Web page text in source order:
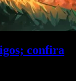
confira